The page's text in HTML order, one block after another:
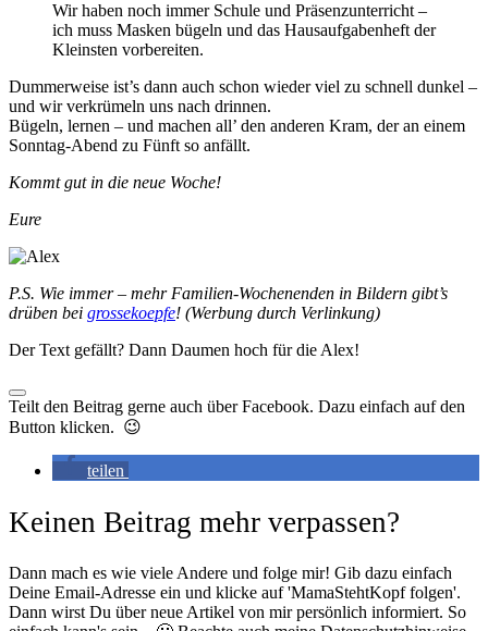
Wir haben noch immer Schule und Präsenzunterricht –
ich muss Masken bügeln und das Hausaufgabenheft der
Kleinsten vorbereiten.
Dummerweise ist’s dann auch schon wieder viel zu schnell dunkel –
und wir verkrümeln uns nach drinnen.
Bügeln, lernen – und machen all’ den anderen Kram, der an einem
Sonntag-Abend zu Fünft so anfällt.
Kommt gut in die neue Woche!
Eure
P.S. Wie immer – mehr Familien-Wochenenden in Bildern gibt’s
drüben bei grossekoepfe! (Werbung durch Verlinkung)
Der Text gefällt? Dann Daumen hoch für die Alex!
Teilt den Beitrag gerne auch über Facebook. Dazu einfach auf den
Button klicken. 😉
teilen
Keinen Beitrag mehr verpassen?
Dann mach es wie viele Andere und folge mir! Gib dazu einfach
Deine Email-Adresse ein und klicke auf 'MamaStehtKopf folgen'.
Dann wirst Du über neue Artikel von mir persönlich informiert. So